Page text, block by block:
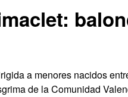
a menores nacidos
de la Comunidad